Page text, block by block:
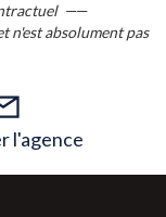
n'est absolument pas
l'agence